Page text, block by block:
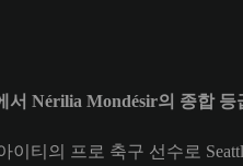
Nérilia Mondésir의 종합 등
이티의 프로 축구 선수로